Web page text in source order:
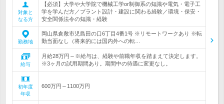
対象と
なる方
【必須】大学や大学院で機械工学or制御系の知識や電気・電子工
学を学んだ方／プラント設計・建設に関わる経験／環境・保安・
安全関係法令の知識・経験
勤務地
岡山県倉敷市児島田の口6丁目4番1号 ※リモートワークあり ※転
勤当面なし（将来的には国内外への転…
給与
月給28万円～※給与は、経験や前職年収を踏まえて決定します。
※3ヶ月の試用期間あり。期間中の待遇に変更なし。
初年度
年収
600万円～1100万円